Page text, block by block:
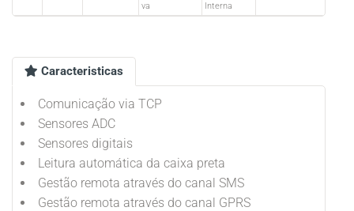
va
Interna
Caracteristicas
Comunicação via TCP
Sensores ADC
Sensores digitais
Leitura automática da caixa preta
Gestão remota através do canal SMS
Gestão remota através do canal GPRS